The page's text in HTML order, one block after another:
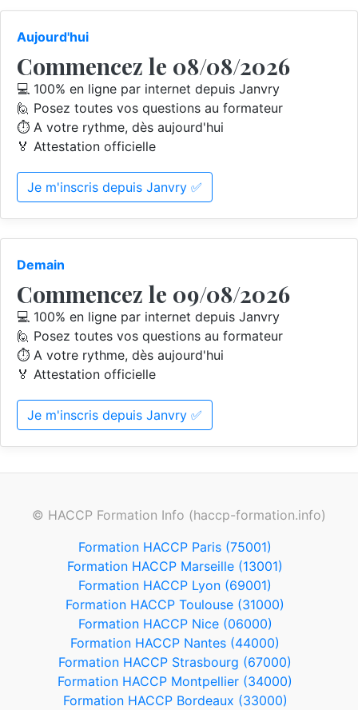
Aujourd'hui
Commencez le 08/08/2026
💻 100% en ligne par internet depuis Janvry
🙋 Posez toutes vos questions au formateur
⏱️ A votre rythme, dès aujourd'hui
🏅 Attestation officielle
Je m'inscris depuis Janvry ✅
Demain
Commencez le 09/08/2026
💻 100% en ligne par internet depuis Janvry
🙋 Posez toutes vos questions au formateur
⏱️ A votre rythme, dès aujourd'hui
🏅 Attestation officielle
Je m'inscris depuis Janvry ✅
© HACCP Formation Info (haccp-formation.info)
Formation HACCP Paris (75001)
Formation HACCP Marseille (13001)
Formation HACCP Lyon (69001)
Formation HACCP Toulouse (31000)
Formation HACCP Nice (06000)
Formation HACCP Nantes (44000)
Formation HACCP Strasbourg (67000)
Formation HACCP Montpellier (34000)
Formation HACCP Bordeaux (33000)